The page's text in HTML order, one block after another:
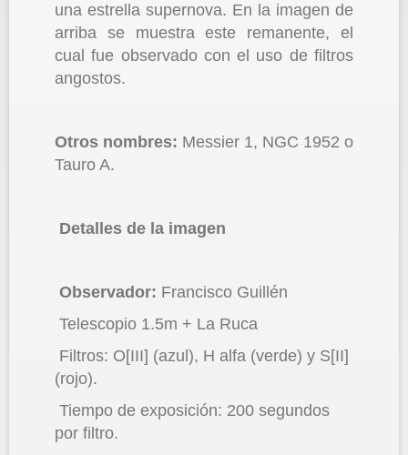
una estrella supernova. En la imagen de
arriba se muestra este remanente, el
cual fue observado con el uso de filtros
angostos.
Otros nombres: Messier 1, NGC 1952 o
Tauro A.
Detalles de la imagen
Observador: Francisco Guillén
Telescopio 1.5m + La Ruca
Filtros: O[III] (azul), H alfa (verde) y S[II]
(rojo).
Tiempo de exposición: 200 segundos
por filtro.